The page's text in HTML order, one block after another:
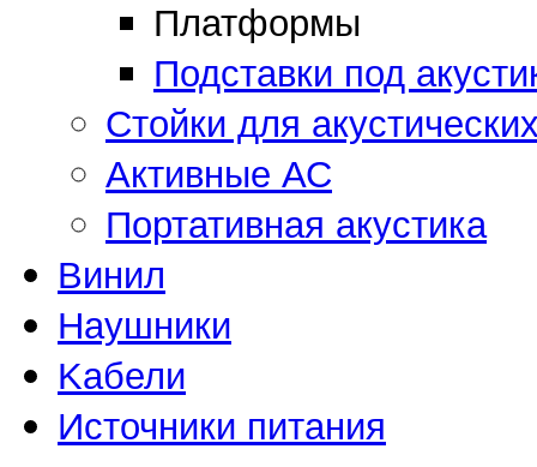
Платформы
Подставки под
Стойки для
Активные АС
Портативная акустика
Винил
Наушники
Kабели
Источники питания